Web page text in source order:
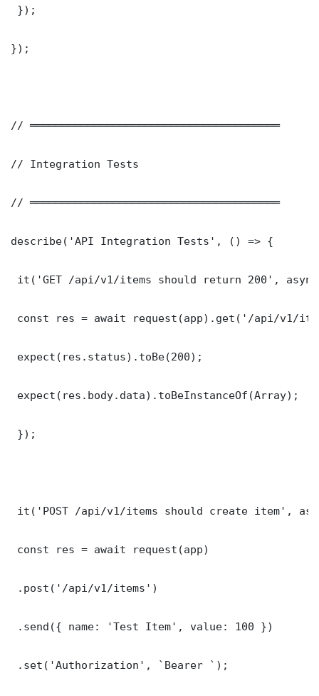
});
});
// ═══════════════════════════════════════
// Integration Tests
// ═══════════════════════════════════════
describe('API Integration Tests', () => {
it('GET /api/v1/items should return 200',
const res = await request(app).get('/api/v1/
expect(res.status).toBe(200);
expect(res.body.data).toBeInstanceOf(Array);
});
it('POST /api/v1/items should create item',
const res = await request(app)
.post('/api/v1/items')
.send({ name: 'Test Item', value: 100 })
.set('Authorization', `Bearer `);